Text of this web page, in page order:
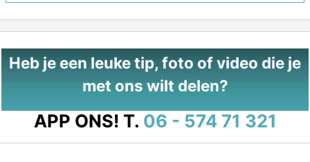
Heb je een leuke tip, foto of video die je
met ons wilt delen?
APP ONS! T. 06 - 574 71 321